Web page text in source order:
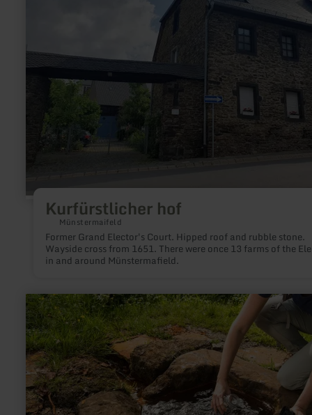
Kurfürstlicher hof
Münstermaifeld
Former Grand Elector's Court. Hipped roof and rubble stone.
Wayside cross from 1651. There were once 13 farms of the
in and around Münstermafield.
learn
more
about:
Steffelner
Drees
-
Steffeln